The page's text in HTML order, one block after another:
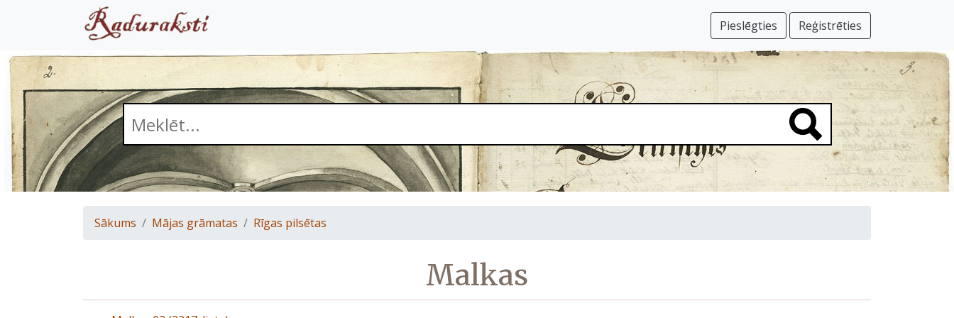
Pieslēgties Reģistrēties
Sākums Mājas grāmatas Rīgas pilsētas
Malkas